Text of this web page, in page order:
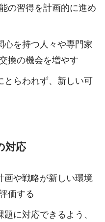
の習得を計画的に進め
心を持つ人々や専門家
換の機会を増やす
とらわれず、新しい可
対応
画や戦略が新しい環境
価する
に対応できるよう、